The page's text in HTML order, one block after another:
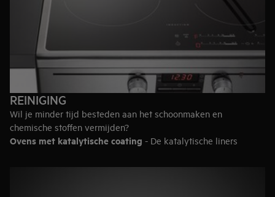
REINIGING
Wil je minder tijd besteden aan het schoonmaken en
chemische stoffen vermijden?
Ovens met katalytische coating - De katalytische liners
230°C worden opgewarmd. Gewoon de as wegvegen voor